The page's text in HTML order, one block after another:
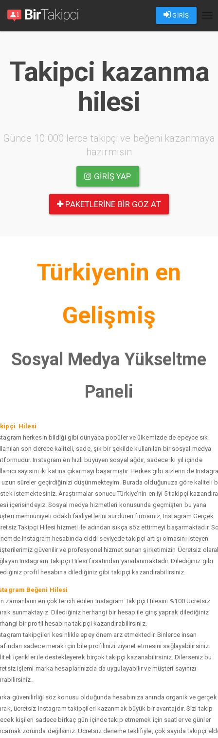
GİRİŞ
Takipci kazanma
hilesi
Günde 10.000 lerce takipçi ve beğeni kazanmaya
hazırmısın
GIRIŞ YAP
PAKETLERINE BIR GÖZ AT
Türkiyenin en
Gelişmiş
Sosyal Medya Yükseltme
Paneli
Hilesi
herkesin bildiği gibi dünyaca popüler ve ülkemizde de epeyce sık
son derece kaliteli, sade, şık bir şekilde kullanılan bir sosyal medya
Instagram en hızlı büyüyen sosyal ağdır, sadece iki yıl içinde
sayısını iki katına çıkarmayı başarmıştır. Herkes gibi sizlerin de
uzun süreler geçirdiğinizi düşünmekteyim. Burada olduğunuza göre kaliteli
istemektesiniz. Araştırmalar sonucu Türkiye’nin en iyi 5 takipçi
içerisindeyiz. Sosyal medya hizmetleri konusunda geçmişten bu yana
memnuniyeti odaklı faaliyetlerini sürdüren firmamız, Instagram Gerçek
Takipçi Hilesi hizmeti ile adından sıkça söz ettirmeyi başarmaktadır.
Instagram hesabında ciddi seviyede takipçi artışı olmasını isteyen
güvenilir ve profesyonel hizmet sunan şirketimizin Ücretsiz
Instagram Takipçi Hilesi fırsatından yararlanmaktadır. Dilediğiniz gibi
profil hesabına dilediğiniz gibi takipçi kazandırabilirsiniz.
Beğeni Hilesi
zamanların en çok tercih edilen Instagram Takipçi Hilesini %100 Ücretsiz
sunmaktayız. Dilediğiniz herhangi bir hesap ile giriş yaprak dilediğiniz
bir profil hesabına takipçi kazandırabilirsiniz.
takipçileri kesinlikle epey önem arz etmektedir. Binlerce insan
sadece merak için bile profilinizi ziyaret etmesini sağlayabilirsiniz.
içerikler ile destekleyerek birçok takipçi kazanabilirsiniz. Dilerseniz bu
işlemi marka hesaplarınızda da uygulayabilir ve müşteri sayınızı
güvenilirliği söz konusu olduğunda hesabınıza anında organik ve gerçek
ücretsiz Instagram takipçileri kazanmak büyük bir avantajdır. Sizi takip
kişileri sadece birkaç gün içinde takip etmemek için saatler ve günler
zorunda değilsiniz. Ücretsiz deneme teklifiyle, çok sayıda takipçi